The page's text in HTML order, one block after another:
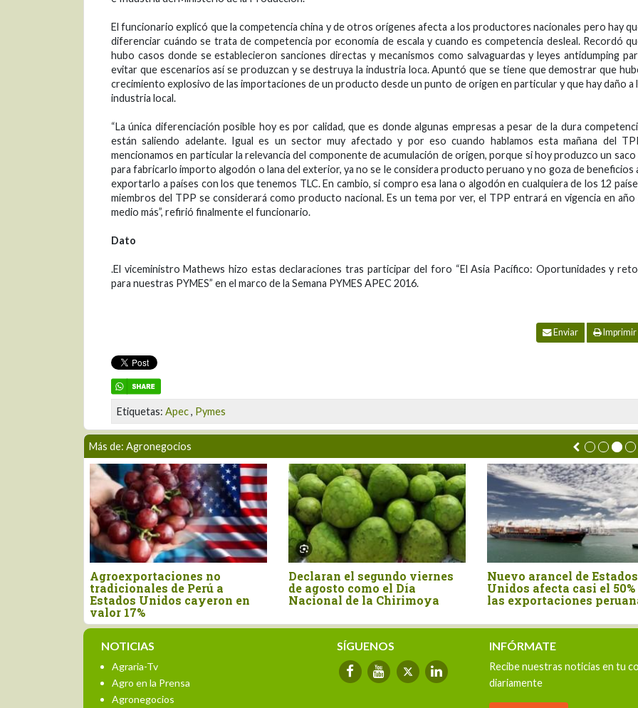
El funcionario explicó que la competencia china y de otros orígenes afecta a los productores nacionales pero hay
diferenciar cuándo se trata de competencia por economía de escala y cuando es competencia desleal. Recordó
hubo casos donde se establecieron sanciones directas y mecanismos como salvaguardas y leyes antidumping
evitar que escenarios así se produzcan y se destruya la industria loca. Apuntó que se tiene que demostrar que
crecimiento explosivo de las importaciones de un producto desde un punto de origen en particular y que hay daño a
industria local.
“La única diferenciación posible hoy es por calidad, que es donde algunas empresas a pesar de la dura
están saliendo adelante. Igual es un sector muy afectado y por eso cuando hablamos esta mañana del
mencionamos en particular la relevancia del componente de acumulación de origen, porque si hoy produzco un saco
para fabricarlo importo algodón o lana del exterior, ya no se le considera producto peruano y no goza de beneficios
exportarlo a países con los que tenemos TLC. En cambio, si compro esa lana o algodón en cualquiera de los 12
miembros del TPP se considerará como producto nacional. Es un tema por ver, el TPP entrará en vigencia en año
medio más”, refirió finalmente el funcionario.
Dato
.El viceministro Mathews hizo estas declaraciones tras participar del foro “El Asia Pacífico: Oportunidades y
para nuestras PYMES” en el marco de la Semana PYMES APEC 2016.
Enviar Imprimir
Etiquetas: Apec, Pymes
Más de: Agronegocios
no
de Perú a
Unidos cayeron en
Declaran el segundo viernes
de agosto como el Día
Nacional de la Chirimoya
Nuevo arancel de Estados
Unidos afecta casi el 50% de
las exportaciones peruanas
Perú
por US$
primer
NOTICIAS
Agraria-Tv
Agro en la Prensa
Agronegocios
SÍGUENOS INFÓRMATE
Recibe nuestras noticias en tu
diariamente